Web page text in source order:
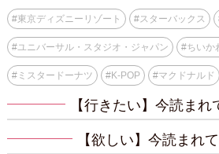
#東京ディズニーリゾート #スターバックス
#ユニバーサル・スタジオ・ジャパン #ちいか
#ミスタードーナツ #K-POP #マクドナルド
【行きたい】今読まれ
【欲しい】今読まれ